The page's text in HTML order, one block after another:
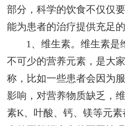
部分，科学的饮食不仅仅
能为患者的治疗提供充足的
1、维生素。维生素是
不可少的营养元素，是大
称，比如一些患者会因为
影响，对营养物质缺乏，
素K、叶酸、钙、镁等元素